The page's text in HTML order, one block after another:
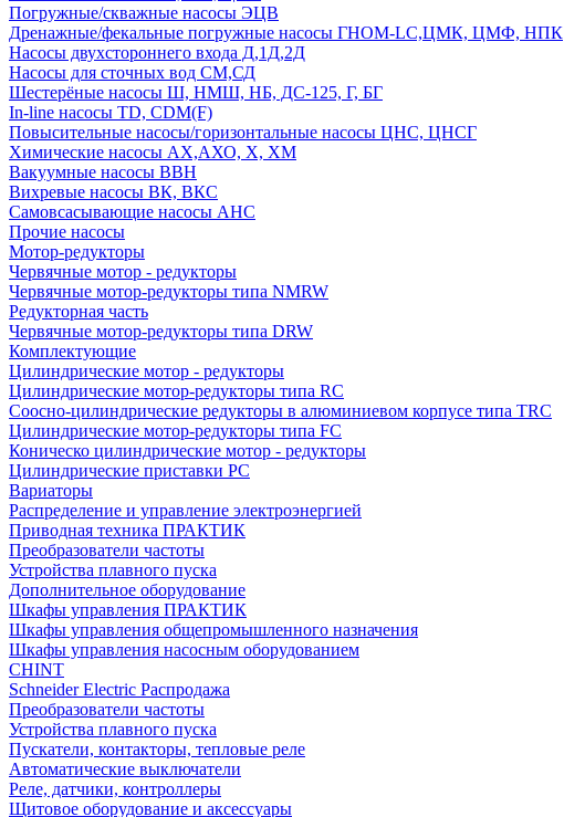
Погружные/скважные насосы ЭЦВ
Дренажные/фекальные погружные насосы ГНОМ-LC,ЦМК, ЦМФ, НПК
Насосы двухстороннего входа Д,1Д,2Д
Насосы для сточных вод СМ,СД
Шестерёные насосы Ш, НМШ, НБ, ДС-125, Г, БГ
In-line насосы TD, CDM(F)
Повысительные насосы/горизонтальные насосы ЦНС, ЦНСГ
Химические насосы АХ,АХО, Х, ХМ
Вакуумные насосы ВВН
Вихревые насосы ВК, ВКС
Самовсасывающие насосы АНС
Прочие насосы
Мотор-редукторы
Червячные мотор - редукторы
Червячные мотор-редукторы типа NMRW
Редукторная часть
Червячные мотор-редукторы типа DRW
Комплектующие
Цилиндрические мотор - редукторы
Цилиндрические мотор-редукторы типа RC
Соосно-цилиндрические редукторы в алюминиевом корпусе типа TRC
Цилиндрические мотор-редукторы типа FC
Коническо цилиндрические мотор - редукторы
Цилиндрические приставки PC
Вариаторы
Распределение и управление электроэнергией
Приводная техника ПРАКТИК
Преобразователи частоты
Устройства плавного пуска
Дополнительное оборудование
Шкафы управления ПРАКТИК
Шкафы управления общепромышленного назначения
Шкафы управления насосным оборудованием
CHINT
Schneider Electric Распродажа
Преобразователи частоты
Устройства плавного пуска
Пускатели, контакторы, тепловые реле
Автоматические выключатели
Реле, датчики, контроллеры
Щитовое оборудование и аксессуары